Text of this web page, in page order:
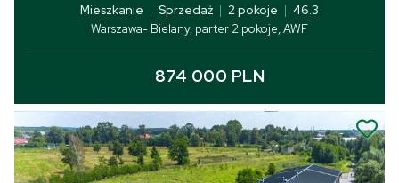
Mieszkanie | Sprzedaż | 2 pokoje | 46.3
Warszawa- Bielany, parter 2 pokoje, AWF
874 000 PLN